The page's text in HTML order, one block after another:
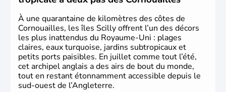
d’habitants, les Anglais, et constitue à elle seule, près de
84% de la population de l’ensemble. Le pays s’est créé au
Xème siècle et tient son nom desAngles
germanique installé sur ces terres. Première démocratie
parlementaire au monde, elle doit son développement à
l’essor industriel du XIXème siècle.
À une quarantaine de kilomètres des côtes de
Cornouailles, les îles Scilly offrent l’un des décors
les plus inattendus du Royaume-Uni : plages
claires, eaux turquoise, jardins subtropicaux et
petits ports paisibles. En juillet comme tout l’été,
cet archipel anglais a des airs de bout du monde,
tout en restant étonnamment accessible depuis le
sud-ouest de l’Angleterre.